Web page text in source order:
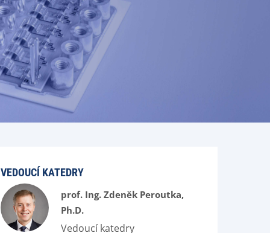
VEDOUCÍ KATEDRY
prof. Ing. Zdeněk Peroutka,
Ph.D.
Vedoucí katedry